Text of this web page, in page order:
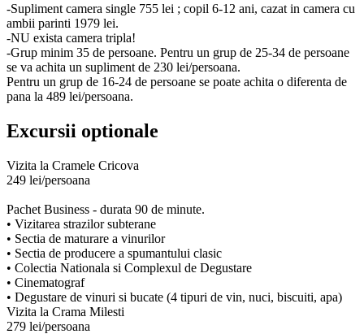
-Supliment camera single 755 lei ; copil 6-12 ani, cazat in camera cu
ambii parinti 1979 lei.
-NU exista camera tripla!
-Grup minim 35 de persoane. Pentru un grup de 25-34 de persoane
se va achita un supliment de 230 lei/persoana.
Pentru un grup de 16-24 de persoane se poate achita o diferenta de
pana la 489 lei/persoana.
Excursii optionale
Vizita la Cramele Cricova
249 lei/persoana
Pachet Business - durata 90 de minute.
• Vizitarea strazilor subterane
• Sectia de maturare a vinurilor
• Sectia de producere a spumantului clasic
• Colectia Nationala si Complexul de Degustare
• Cinematograf
• Degustare de vinuri si bucate (4 tipuri de vin, nuci, biscuiti, apa)
Vizita la Crama Milesti
279 lei/persoana